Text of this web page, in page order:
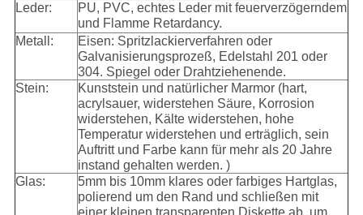
Leder:
PU, PVC, echtes Leder mit feuerverzögerndem
und Flamme Retardancy.
Metall:
Eisen: Spritzlackierverfahren oder
Galvanisierungsprozeß, Edelstahl 201 oder
304. Spiegel oder Drahtziehenende.
Stein:
Kunststein und natürlicher Marmor (hart,
acrylsauer, widerstehen Säure, Korrosion
widerstehen, Kälte widerstehen, hohe
Temperatur widerstehen und erträglich, sein
Auftritt und Farbe kann für mehr als 20 Jahre
instand gehalten werden. )
Glas:
5mm bis 10mm klares oder farbiges Hartglas,
polierend um den Rand und schließen mit